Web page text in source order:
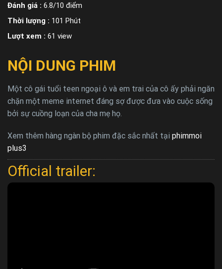
Đánh giá : 6.8/10 điểm
Thời lượng : 101 Phút
Lượt xem : 61 view
NỘI DUNG PHIM
Một cô gái tuổi teen ngoại ô và em trai của cô ấy phải ngăn
chặn một meme internet đáng sợ được đưa vào cuộc sống
bởi sự cuồng loạn của cha mẹ họ.
Xem thêm hàng ngàn bộ phim đặc sắc nhất tại phimmoi
plus3
Official trailer: